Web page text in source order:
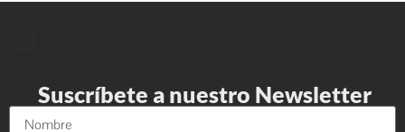
Suscríbete a nuestro Newsletter